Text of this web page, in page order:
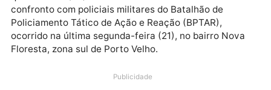
Após dois dias internado no pronto-socorro João
II, Raimundo Junior da Silva Baneres, de 30 anos,
quarta-feira (23). Ele havia sido baleado durante um